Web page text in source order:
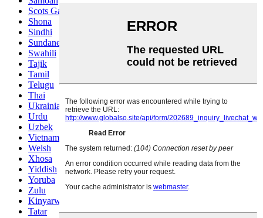
Scots Gaelic
Shona
Sindhi
Sundanese
Swahili
Tajik
Tamil
Telugu
Thai
Ukrainian
Urdu
Uzbek
Vietnamese
Welsh
Xhosa
Yiddish
Yoruba
Zulu
Kinyarwanda
Tatar